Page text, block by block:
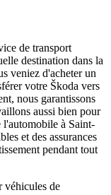
de transport
destination dans la
veniez d'acheter un
votre Škoda vers
nous garantissons
aussi bien pour
l'automobile à Saint-
et des assurances
pendant tout
véhicules de